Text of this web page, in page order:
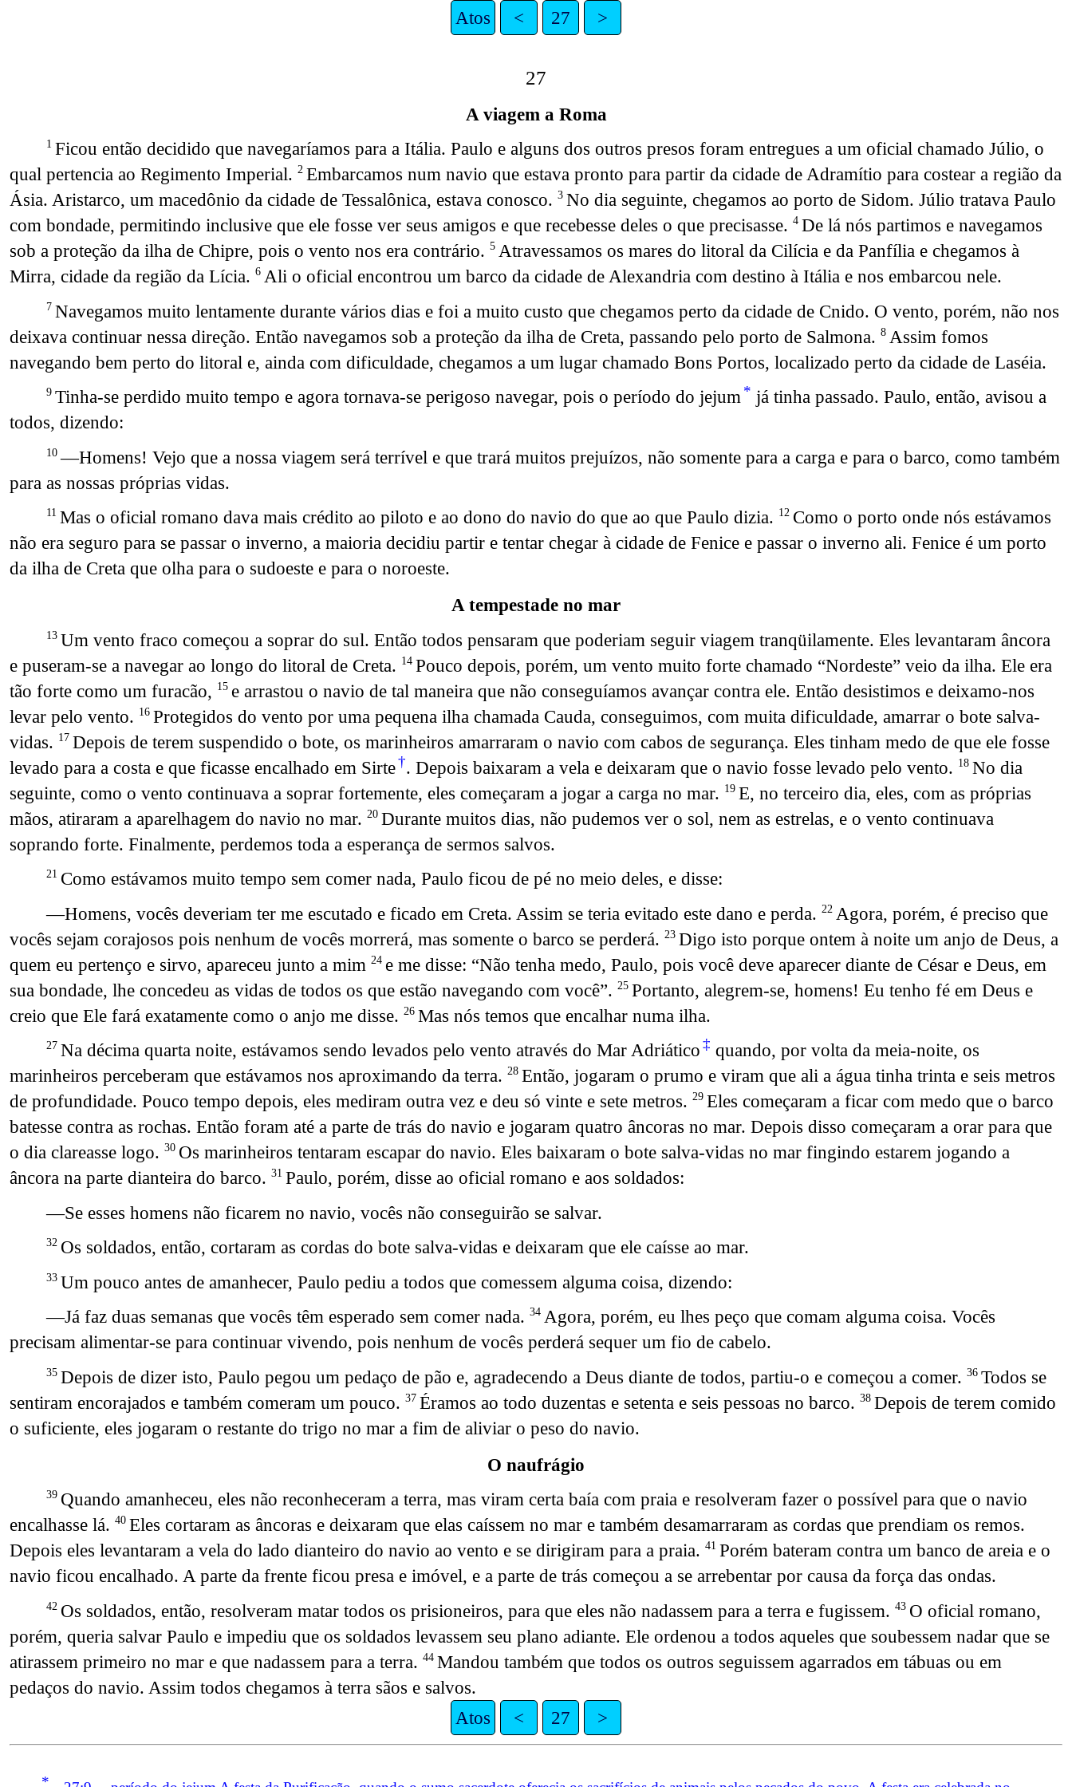
Atos < 27 >
27
A viagem a Roma
1 Ficou então decidido que navegaríamos para a Itália. Paulo e alguns dos outros presos foram entregues a um oficial chamado Júlio, o
qual pertencia ao Regimento Imperial. 2 Embarcamos num navio que estava pronto para partir da cidade de Adramítio para costear a região da
Ásia. Aristarco, um macedônio da cidade de Tessalônica, estava conosco. 3 No dia seguinte, chegamos ao porto de Sidom. Júlio tratava Paulo
com bondade, permitindo inclusive que ele fosse ver seus amigos e que recebesse deles o que precisasse. 4 De lá nós partimos e navegamos
sob a proteção da ilha de Chipre, pois o vento nos era contrário. 5 Atravessamos os mares do litoral da Cilícia e da Panfília e chegamos à
Mirra, cidade da região da Lícia. 6 Ali o oficial encontrou um barco da cidade de Alexandria com destino à Itália e nos embarcou nele.
7 Navegamos muito lentamente durante vários dias e foi a muito custo que chegamos perto da cidade de Cnido. O vento, porém, não nos
deixava continuar nessa direção. Então navegamos sob a proteção da ilha de Creta, passando pelo porto de Salmona. 8 Assim fomos
navegando bem perto do litoral e, ainda com dificuldade, chegamos a um lugar chamado Bons Portos, localizado perto da cidade de Laséia.
9 Tinha-se perdido muito tempo e agora tornava-se perigoso navegar, pois o período do jejum * já tinha passado. Paulo, então, avisou a
todos, dizendo:
10 —Homens! Vejo que a nossa viagem será terrível e que trará muitos prejuízos, não somente para a carga e para o barco, como também
para as nossas próprias vidas.
11 Mas o oficial romano dava mais crédito ao piloto e ao dono do navio do que ao que Paulo dizia. 12 Como o porto onde nós estávamos
não era seguro para se passar o inverno, a maioria decidiu partir e tentar chegar à cidade de Fenice e passar o inverno ali. Fenice é um porto
da ilha de Creta que olha para o sudoeste e para o noroeste.
A tempestade no mar
13 Um vento fraco começou a soprar do sul. Então todos pensaram que poderiam seguir viagem tranqüilamente. Eles levantaram âncora
e puseram-se a navegar ao longo do litoral de Creta. 14 Pouco depois, porém, um vento muito forte chamado “Nordeste” veio da ilha. Ele era
tão forte como um furacão, 15 e arrastou o navio de tal maneira que não conseguíamos avançar contra ele. Então desistimos e deixamo-nos
levar pelo vento. 16 Protegidos do vento por uma pequena ilha chamada Cauda, conseguimos, com muita dificuldade, amarrar o bote salva-
vidas. 17 Depois de terem suspendido o bote, os marinheiros amarraram o navio com cabos de segurança. Eles tinham medo de que ele fosse
levado para a costa e que ficasse encalhado em Sirte†. Depois baixaram a vela e deixaram que o navio fosse levado pelo vento. 18 No dia
seguinte, como o vento continuava a soprar fortemente, eles começaram a jogar a carga no mar. 19 E, no terceiro dia, eles, com as próprias
mãos, atiraram a aparelhagem do navio no mar. 20 Durante muitos dias, não pudemos ver o sol, nem as estrelas, e o vento continuava
soprando forte. Finalmente, perdemos toda a esperança de sermos salvos.
21 Como estávamos muito tempo sem comer nada, Paulo ficou de pé no meio deles, e disse:
—Homens, vocês deveriam ter me escutado e ficado em Creta. Assim se teria evitado este dano e perda. 22 Agora, porém, é preciso que
vocês sejam corajosos pois nenhum de vocês morrerá, mas somente o barco se perderá. 23 Digo isto porque ontem à noite um anjo de Deus, a
quem eu pertenço e sirvo, apareceu junto a mim 24 e me disse: “Não tenha medo, Paulo, pois você deve aparecer diante de César e Deus, em
sua bondade, lhe concedeu as vidas de todos os que estão navegando com você”. 25 Portanto, alegrem-se, homens! Eu tenho fé em Deus e
creio que Ele fará exatamente como o anjo me disse. 26 Mas nós temos que encalhar numa ilha.
27 Na décima quarta noite, estávamos sendo levados pelo vento através do Mar Adriático‡ quando, por volta da meia-noite, os
marinheiros perceberam que estávamos nos aproximando da terra. 28 Então, jogaram o prumo e viram que ali a água tinha trinta e seis metros
de profundidade. Pouco tempo depois, eles mediram outra vez e deu só vinte e sete metros. 29 Eles começaram a ficar com medo que o barco
batesse contra as rochas. Então foram até a parte de trás do navio e jogaram quatro âncoras no mar. Depois disso começaram a orar para que
o dia clareasse logo. 30 Os marinheiros tentaram escapar do navio. Eles baixaram o bote salva-vidas no mar fingindo estarem jogando a
âncora na parte dianteira do barco. 31 Paulo, porém, disse ao oficial romano e aos soldados:
—Se esses homens não ficarem no navio, vocês não conseguirão se salvar.
32 Os soldados, então, cortaram as cordas do bote salva-vidas e deixaram que ele caísse ao mar.
33 Um pouco antes de amanhecer, Paulo pediu a todos que comessem alguma coisa, dizendo:
—Já faz duas semanas que vocês têm esperado sem comer nada. 34 Agora, porém, eu lhes peço que comam alguma coisa. Vocês
precisam alimentar-se para continuar vivendo, pois nenhum de vocês perderá sequer um fio de cabelo.
35 Depois de dizer isto, Paulo pegou um pedaço de pão e, agradecendo a Deus diante de todos, partiu-o e começou a comer. 36 Todos se
sentiram encorajados e também comeram um pouco. 37 Éramos ao todo duzentas e setenta e seis pessoas no barco. 38 Depois de terem comido
o suficiente, eles jogaram o restante do trigo no mar a fim de aliviar o peso do navio.
O naufrágio
39 Quando amanheceu, eles não reconheceram a terra, mas viram certa baía com praia e resolveram fazer o possível para que o navio
encalhasse lá. 40 Eles cortaram as âncoras e deixaram que elas caíssem no mar e também desamarraram as cordas que prendiam os remos.
Depois eles levantaram a vela do lado dianteiro do navio ao vento e se dirigiram para a praia. 41 Porém bateram contra um banco de areia e o
navio ficou encalhado. A parte da frente ficou presa e imóvel, e a parte de trás começou a se arrebentar por causa da força das ondas.
42 Os soldados, então, resolveram matar todos os prisioneiros, para que eles não nadassem para a terra e fugissem. 43 O oficial romano,
porém, queria salvar Paulo e impediu que os soldados levassem seu plano adiante. Ele ordenou a todos aqueles que soubessem nadar que se
atirassem primeiro no mar e que nadassem para a terra. 44 Mandou também que todos os outros seguissem agarrados em tábuas ou em
pedaços do navio. Assim todos chegamos à terra sãos e salvos.
Atos
< 27 >
*